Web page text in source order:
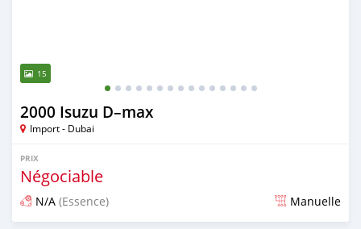
15
2000 Isuzu D–max
Import - Dubai
PRIX
Négociable
N/A (Essence) Manuelle